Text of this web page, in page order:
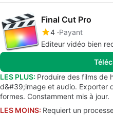
Final Cut Pro
4 Payant
Editeur vidéo bien
LES PLUS: Produire des films de
d&#39;image et audio. Exporter
formes. Constamment mis à jour.
LES MOINS: Requiert un